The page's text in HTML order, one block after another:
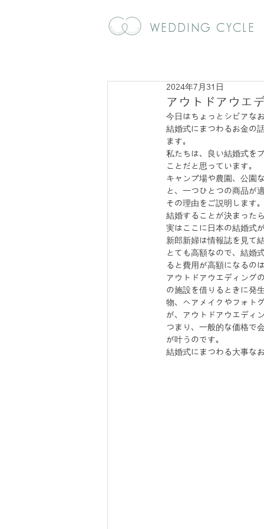
WEDDING CYCLE
アウトドアウエ
2024年7月31日
今日はちょっとシビアな
結婚式にまつわるお金の
ます。
私たちは、良い結婚式を
ことだと思っています。
キャンプ場や農園、公園
と、一つひとつの商品が
その理由をご説明します
結婚することが決まった
実はここに日本の結婚式
新郎新婦は情報誌を見て
とても高額なので、結婚
ると費用が高額になるの
アウトドアウエディング
の施設を借りるときに発
物、ヘアメイクやフォト
が、アウトドアウエディ
つまり、一般的な価格で
が叶うのです。
結婚式にまつわる大事な